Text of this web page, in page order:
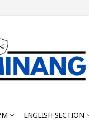
ENGLISH SECTION